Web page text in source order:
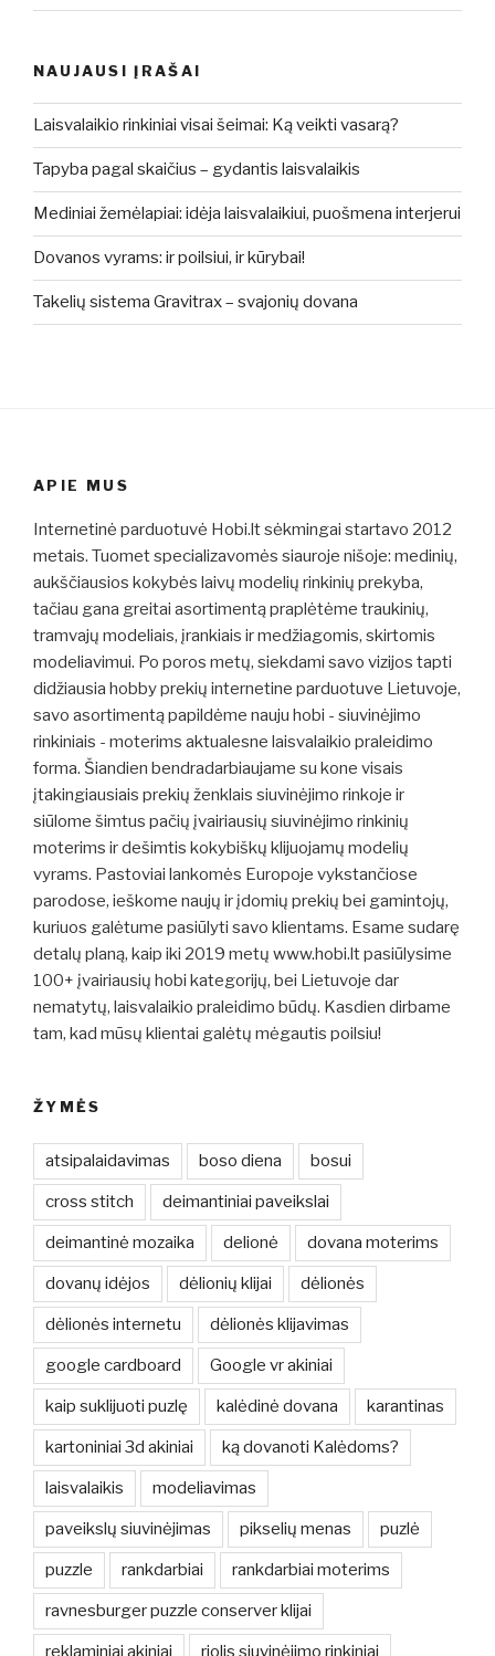
NAUJAUSI ĮRAŠAI
Laisvalaikio rinkiniai visai šeimai: Ką veikti vasarą?
Tapyba pagal skaičius – gydantis laisvalaikis
Mediniai žemėlapiai: idėja laisvalaikiui, puošmena interjerui
Dovanos vyrams: ir poilsiui, ir kūrybai!
Takelių sistema Gravitrax – svajonių dovana
APIE MUS
Internetinė parduotuvė Hobi.lt sėkmingai startavo 2012
metais. Tuomet specializavomės siauroje nišoje: medinių,
aukščiausios kokybės laivų modelių rinkinių prekyba,
tačiau gana greitai asortimentą praplėtėme traukinių,
tramvajų modeliais, įrankiais ir medžiagomis, skirtomis
modeliavimui. Po poros metų, siekdami savo vizijos tapti
didžiausia hobby prekių internetine parduotuve Lietuvoje,
savo asortimentą papildėme nauju hobi - siuvinėjimo
rinkiniais - moterims aktualesne laisvalaikio praleidimo
forma. Šiandien bendradarbiaujame su kone visais
įtakingiausiais prekių ženklais siuvinėjimo rinkoje ir
siūlome šimtus pačių įvairiausių siuvinėjimo rinkinių
moterims ir dešimtis kokybiškų klijuojamų modelių
vyrams. Pastoviai lankomės Europoje vykstančiose
parodose, ieškome naujų ir įdomių prekių bei gamintojų,
kuriuos galėtume pasiūlyti savo klientams. Esame sudarę
detalų planą, kaip iki 2019 metų www.hobi.lt pasiūlysime
100+ įvairiausių hobi kategorijų, bei Lietuvoje dar
nematytų, laisvalaikio praleidimo būdų. Kasdien dirbame
tam, kad mūsų klientai galėtų mėgautis poilsiu!
ŽYMĖS
atsipalaidavimas boso diena bosui
cross stitch deimantiniai paveikslai
deimantinė mozaika delionė dovana moterims
dovanų idėjos dėlionių klijai dėlionės
dėlionės internetu dėlionės klijavimas
google cardboard Google vr akiniai
kaip suklijuoti puzlę kalėdinė dovana karantinas
kartoniniai 3d akiniai ką dovanoti Kalėdoms?
laisvalaikis modeliavimas
paveikslų siuvinėjimas pikselių menas puzlė
puzzle rankdarbiai rankdarbiai moterims
ravnesburger puzzle conserver klijai
reklaminiai akiniai riolis siuvinėjimo rinkiniai